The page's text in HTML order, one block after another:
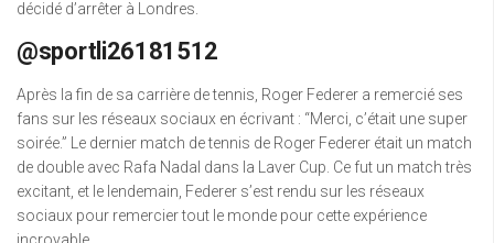
décidé d’arrêter à Londres.
@sportli26181512
Après la fin de sa carrière de tennis, Roger Federer a remercié ses
fans sur les réseaux sociaux en écrivant : “Merci, c’était une super
soirée.” Le dernier match de tennis de Roger Federer était un match
de double avec Rafa Nadal dans la Laver Cup. Ce fut un match très
excitant, et le lendemain, Federer s’est rendu sur les réseaux
sociaux pour remercier tout le monde pour cette expérience